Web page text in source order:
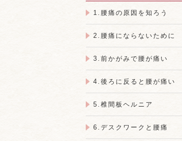
1.腰痛の原因を知ろう
2.腰痛にならないために
3.前かがみで腰が痛い
4.後ろに反ると腰が痛い
5.椎間板ヘルニア
6.デスクワークと腰痛